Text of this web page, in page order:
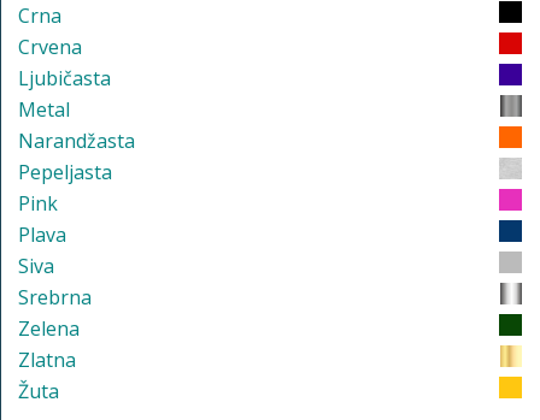
Crna
Crvena
Ljubičasta
Metal
Narandžasta
Pepeljasta
Pink
Plava
Siva
Srebrna
Zelena
Zlatna
Žuta